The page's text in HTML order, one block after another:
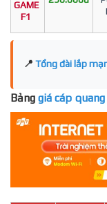
GAME
F1
📍 Tổng đài lắp
Bảng giá cáp